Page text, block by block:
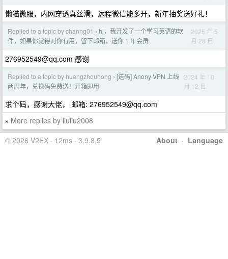
懒猫微服，内网穿透真丝滑，远程微信能多开，新年抽奖送好礼！
Replied to a topic by channg01 › hi，我开发了一个学习英语的软
件，如果你觉得对你有用，留下邮箱，送你 1 年会员
2025 年 5
月 28 日
276952549@qq.com 感谢
Replied to a topic by huangzhouhong › [送码] Anony VPN 上线
两周年，兑换码免费送！开箱即用
2024 年 10
月 12 日
求个码，感谢大佬， 邮箱: 276952549@qq.com
» More replies by liuliu2008
About · Language
© 2026 V2EX · 12ms · 3.9.8.5